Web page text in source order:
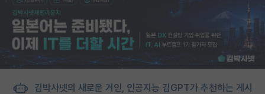
김박사넷의 새로운 거인, 인공지능 김GPT가 추천하는 게시